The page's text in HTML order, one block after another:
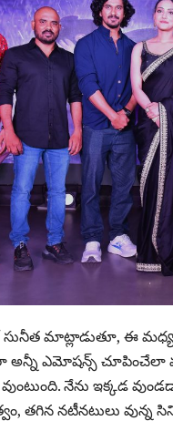
సునీత మాట్లాడుతూ, ఈ
అన్నీ ఎమోషన్స్ చూపించేలా
నేను ఇక్కడ
తగిన నటీనటులు